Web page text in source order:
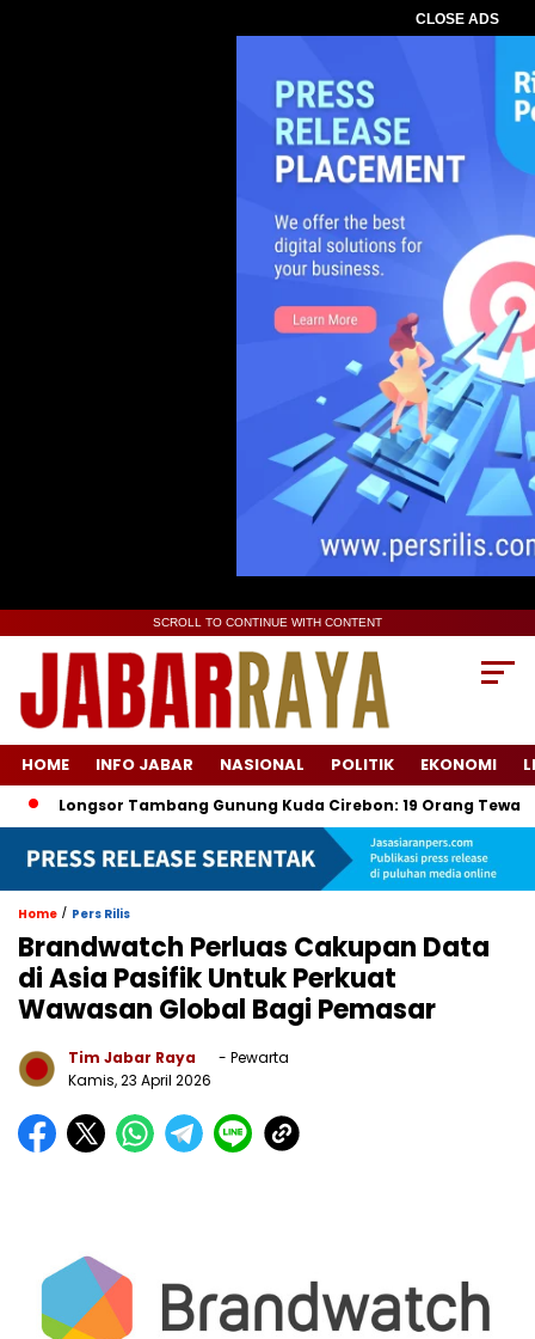
CLOSE ADS
SCROLL TO CONTINUE WITH CONTENT
HOME INFO JABAR NASIONAL POLITIK EKONOMI
Tambang Gunung Kuda Cirebon: 19 Orang Tewas, Dua
Home / Pers Rilis
Brandwatch Perluas Cakupan Data
di Asia Pasifik Untuk Perkuat
Wawasan Global Bagi Pemasar
Tim Jabar Raya
- Pewarta
Kamis, 23 April 2026